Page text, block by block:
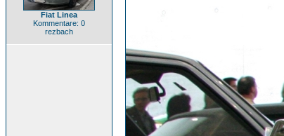
Fiat Linea
Kommentare: 0
rezbach